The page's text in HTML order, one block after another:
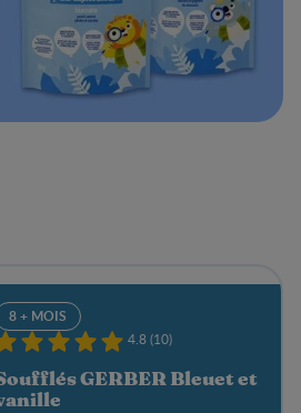
8 + MOIS
4.8 (10)
GERBER Bleuet et